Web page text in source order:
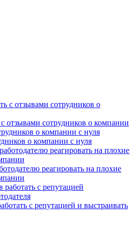
отзывами сотрудников о компании
о компании с нуля
реагировать на плохие
с репутацией и выстраивать